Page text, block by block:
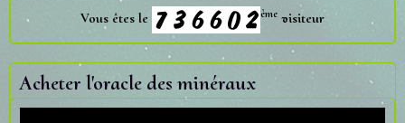
Vous êtes le ème visiteur
Acheter l'oracle des minéraux